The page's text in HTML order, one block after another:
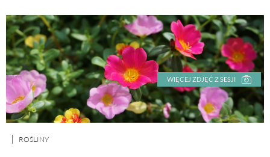
WIĘCEJ ZDJĘĆ Z SESJI
ROŚLINY